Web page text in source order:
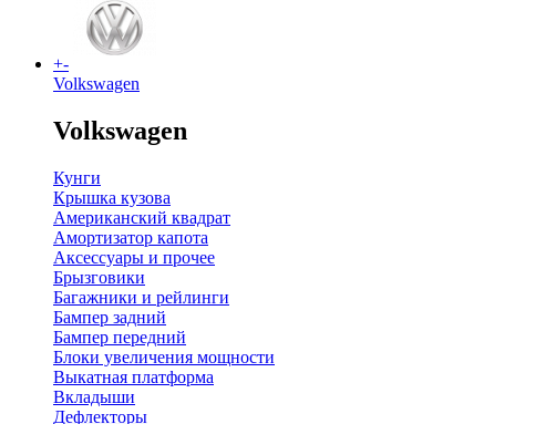
+-
Volkswagen
Volkswagen
Кунги
Крышка кузова
Американский квадрат
Амортизатор капота
Аксессуары и прочее
Брызговики
Багажники и рейлинги
Бампер задний
Бампер передний
Блоки увеличения мощности
Выкатная платформа
Вкладыши
Дефлекторы